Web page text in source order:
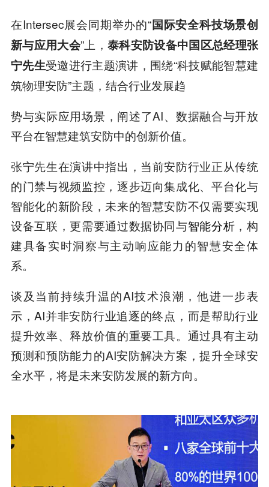
在Intersec展会同期举办的“国际安全科技场景创
新与应用大会”上， 泰科安防设备中国区总经理张
宁先生受邀进行主题演讲，围绕“科技赋能智慧建
筑物理安防”主题，结合行业发展趋
势与实际应用场景，阐述了AI、数据融合与开放
平台在智慧建筑安防中的创新价值。
张宁先生在演讲中指出，当前安防行业正从传统
的门禁与视频监控，逐步迈向集成化、平台化与
智能化的新阶段，未来的智慧安防不仅需要实现
设备互联，更需要通过数据协同与智能分析 ，构
建具备实时洞察与主动响应能力的智慧安全体
系。
谈及当前持续升温的AI技术浪潮，他进一步表
示，AI并非安防行业追逐的终点，而是帮助行业
提升效率、释放价值的重要工具。通过具有主动
预测和预防能力的AI安防解决方案，提升全球安
全水平，将是未来安防发展的新方向。